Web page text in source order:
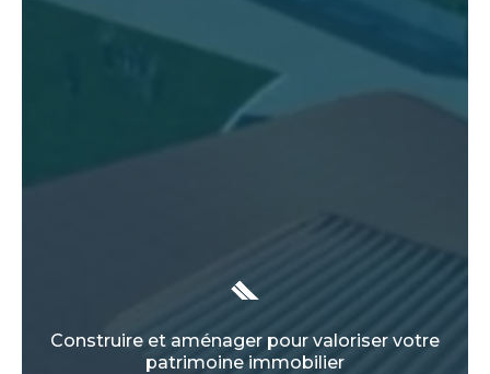
Construire et aménager pour valoriser votre
patrimoine immobilier